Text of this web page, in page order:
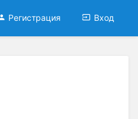
Регистрация Вход